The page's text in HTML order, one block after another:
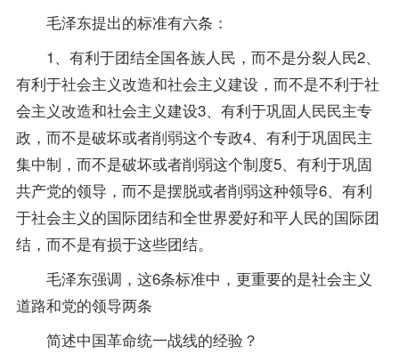
毛泽东提出的标准有六条：
1、有利于团结全国各族人民，而不是分裂人民2、
有利于社会主义改造和社会主义建设，而不是不利于社
会主义改造和社会主义建设3、有利于巩固人民民主专
政，而不是破坏或者削弱这个专政4、有利于巩固民主
集中制，而不是破坏或者削弱这个制度5、有利于巩固
共产党的领导，而不是摆脱或者削弱这种领导6、有利
于社会主义的国际团结和全世界爱好和平人民的国际团
结，而不是有损于这些团结。
毛泽东强调，这6条标准中，更重要的是社会主义
道路和党的领导两条
简述中国革命统一战线的经验？